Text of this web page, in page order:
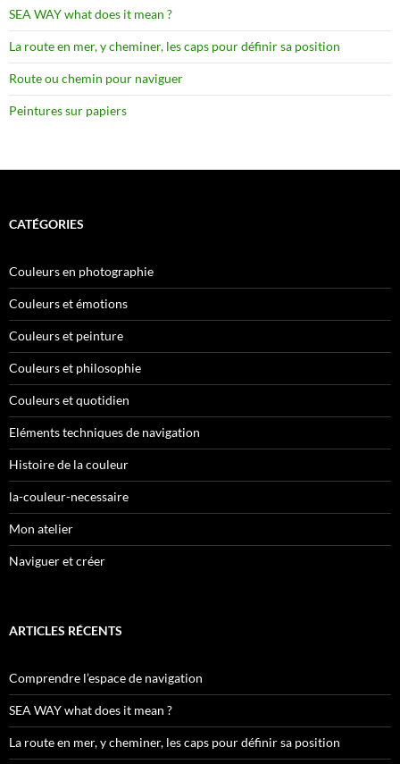
SEA WAY what does it mean ?
La route en mer, y cheminer, les caps pour définir sa position
Route ou chemin pour naviguer
Peintures sur papiers
CATÉGORIES
Couleurs en photographie
Couleurs et émotions
Couleurs et peinture
Couleurs et philosophie
Couleurs et quotidien
Eléments techniques de navigation
Histoire de la couleur
la-couleur-necessaire
Mon atelier
Naviguer et créer
ARTICLES RÉCENTS
Comprendre l’espace de navigation
SEA WAY what does it mean ?
La route en mer, y cheminer, les caps pour définir sa position